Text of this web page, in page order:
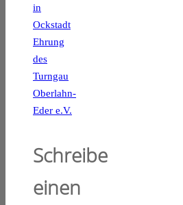
in
Ockstadt
Ehrung
des
Turngau
Oberlahn-
Eder e.V.
Schreibe
einen